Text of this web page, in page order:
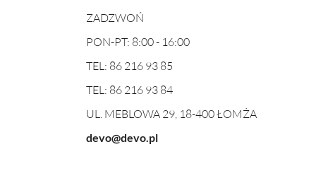
ZADZWOŃ
PON-PT: 8:00 - 16:00
TEL: 86 216 93 85
TEL: 86 216 93 84
UL. MEBLOWA 29, 18-400 ŁOMŻA
devo@devo.pl